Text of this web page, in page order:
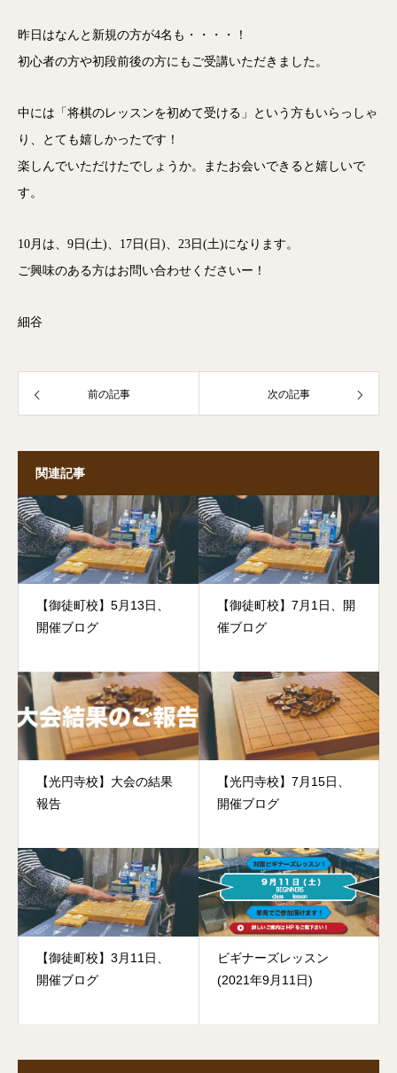
昨日はなんと新規の方が4名も・・・・！
初心者の方や初段前後の方にもご受講いただきました。
中には「将棋のレッスンを初めて受ける」という方もいらっしゃ
り、とても嬉しかったです！
楽しんでいただけたでしょうか。またお会いできると嬉しいで
す。
10月は、9日(土)、17日(日)、23日(土)になります。
ご興味のある方はお問い合わせくださいー！
細谷
前の記事 次の記事
関連記事
【御徒町校】5月13日、
開催ブログ
【御徒町校】7月1日、開
催ブログ
【光円寺校】大会の結果
報告
【光円寺校】7月15日、
開催ブログ
【御徒町校】3月11日、
開催ブログ
ビギナーズレッスン
(2021年9月11日)